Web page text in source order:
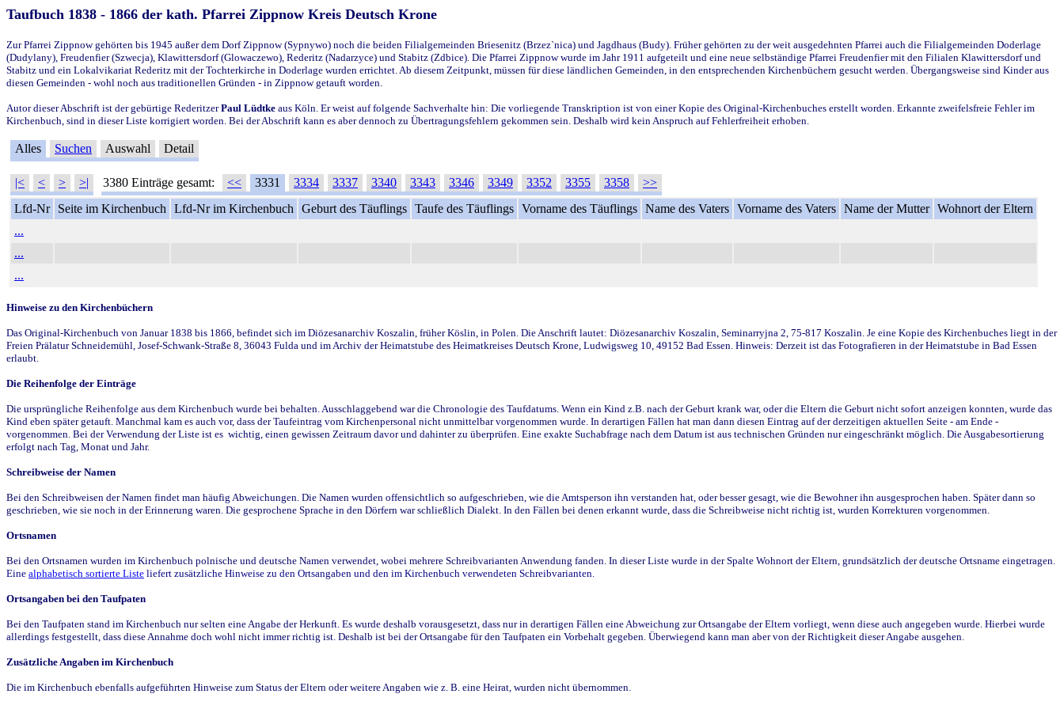
Taufbuch 1838 - 1866 der kath. Pfarrei Zippnow Kreis Deutsch Krone
Zur Pfarrei Zippnow gehörten bis 1945 außer dem Dorf Zippnow (Sypnywo) noch die beiden Filialgemeinden Briesenitz (Brzez`nica) und Jagdhaus (Budy). Früher gehörten zu der weit ausgedehnten Pfarrei auch die Filialgemeinden Doderlage
(Dudylany), Freudenfier (Szwecja), Klawittersdorf (Glowaczewo), Rederitz (Nadarzyce) und Stabitz (Zdbice). Die Pfarrei Zippnow wurde im Jahr 1911 aufgeteilt und eine neue selbständige Pfarrei Freudenfier mit den Filialen Klawittersdorf und
Stabitz und ein Lokalvikariat Rederitz mit der Tochterkirche in Doderlage wurden errichtet. Ab diesem Zeitpunkt, müssen für diese ländlichen Gemeinden, in den entsprechenden Kirchenbüchern gesucht werden. Übergangsweise sind Kinder aus
diesen Gemeinden - wohl noch aus traditionellen Gründen - in Zippnow getauft worden.
Autor dieser Abschrift ist der gebürtige RederitzerPaul Lüdtke aus Köln. Er weist auf folgende Sachverhalte hin: Die vorliegende Transkription ist von einer Kopie des Original-Kirchenbuches erstellt worden. Erkannte zweifelsfreie Fehler im
Kirchenbuch, sind in dieser Liste korrigiert worden. Bei der Abschrift kann es aber dennoch zu Übertragungsfehlern gekommen sein. Deshalb wird kein Anspruch auf Fehlerfreiheit erhoben.
Alles Suchen Auswahl Detail
|< < > >| 3380 Einträge gesamt: << 3331 3334 3337 3340 3343 3346 3349 3352 3355 3358
>>
Lfd-Nr
Seite im Kirchenbuch Lfd-Nr im Kirchenbuch Geburt des Täuflings Taufe des Täuflings Vorname des Täuflings Name des Vaters Vorname des Vaters Name der Mutter Wohnort der Eltern
...
...
...
Hinweise zu den Kirchenbüchern
Das Original-Kirchenbuch von Januar 1838 bis 1866, befindet sich im Diözesanarchiv Koszalin, früher Köslin, in Polen. Die Anschrift lautet: Diözesanarchiv Koszalin, Seminarryjna 2, 75-817 Koszalin. Je eine Kopie des Kirchenbuches liegt in der
Freien Prälatur Schneidemühl, Josef-Schwank-Straße 8, 36043 Fulda und im Archiv der Heimatstube des Heimatkreises Deutsch Krone, Ludwigsweg 10, 49152 Bad Essen. Hinweis: Derzeit ist das Fotografieren in der Heimatstube in Bad Essen
erlaubt.
Die Reihenfolge der Einträge
Die ursprüngliche Reihenfolge aus dem Kirchenbuch wurde bei behalten. Ausschlaggebend war die Chronologie des Taufdatums. Wenn ein Kind z.B. nach der Geburt krank war, oder die Eltern die Geburt nicht sofort anzeigen konnten, wurde das
Kind eben später getauft. Manchmal kam es auch vor, dass der Taufeintrag vom Kirchenpersonal nicht unmittelbar vorgenommen wurde. In derartigen Fällen hat man dann diesen Eintrag auf der derzeitigen aktuellen Seite - am Ende -
vorgenommen. Bei der Verwendung der Liste ist es wichtig, einen gewissen Zeitraum davor und dahinter zu überprüfen. Eine exakte Suchabfrage nach dem Datum ist aus technischen Gründen nur eingeschränkt möglich. Die Ausgabesortierung
erfolgt nach Tag, Monat und Jahr.
Schreibweise der Namen
Bei den Schreibweisen der Namen findet man häufig Abweichungen. Die Namen wurden offensichtlich so aufgeschrieben, wie die Amtsperson ihn verstanden hat, oder besser gesagt, wie die Bewohner ihn ausgesprochen haben. Später dann so
geschrieben, wie sie noch in der Erinnerung waren. Die gesprochene Sprache in den Dörfern war schließlich Dialekt. In den Fällen bei denen erkannt wurde, dass die Schreibweise nicht richtig ist, wurden Korrekturen vorgenommen.
Ortsnamen
Bei den Ortsnamen wurden im Kirchenbuch polnische und deutsche Namen verwendet, wobei mehrere Schreibvarianten Anwendung fanden. In dieser Liste wurde in der Spalte Wohnort der Eltern, grundsätzlich der deutsche Ortsname eingetragen.
Eine alphabetisch sortierte Liste liefert zusätzliche Hinweise zu den Ortsangaben und den im Kirchenbuch verwendeten Schreibvarianten.
Ortsangaben bei den Taufpaten
Bei den Taufpaten stand im Kirchenbuch nur selten eine Angabe der Herkunft. Es wurde deshalb vorausgesetzt, dass nur in derartigen Fällen eine Abweichung zur Ortsangabe der Eltern vorliegt, wenn diese auch angegeben wurde. Hierbei wurde
allerdings festgestellt, dass diese Annahme doch wohl nicht immer richtig ist. Deshalb ist bei der Ortsangabe für den Taufpaten ein Vorbehalt gegeben. Überwiegend kann man aber von der Richtigkeit dieser Angabe ausgehen.
Zusätzliche Angaben im Kirchenbuch
Die im Kirchenbuch ebenfalls aufgeführten Hinweise zum Status der Eltern oder weitere Angaben wie z. B. eine Heirat, wurden nicht übernommen.